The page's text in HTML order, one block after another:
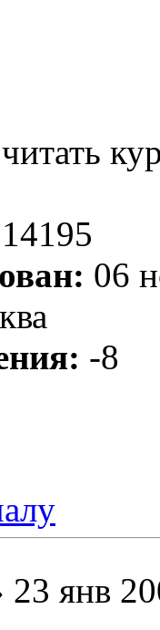
14195
06
-8
23 янв